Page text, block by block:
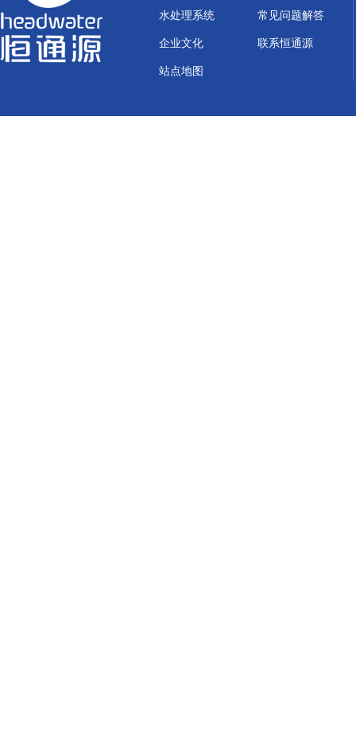
水处理系统 常见问题解答
企业文化 联系恒通源
站点地图